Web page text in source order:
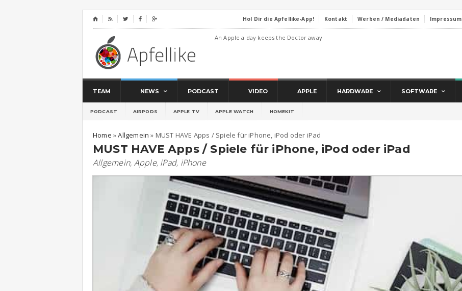
⌂     Hol Dir die Apfellike-App! Kontakt Werben / Mediadaten Impressum
An Apple a day keeps the Doctor away
TEAM NEWS PODCAST VIDEO APPLE HARDWARE SOFTWARE
PODCAST AIRPODS APPLE TV APPLE WATCH HOMEKIT
Home »Allgemein » MUST HAVE Apps / Spiele für iPhone, iPod oder iPad
MUST HAVE Apps / Spiele für iPhone, iPod oder iPad
Allgemein, Apple, iPad, iPhone